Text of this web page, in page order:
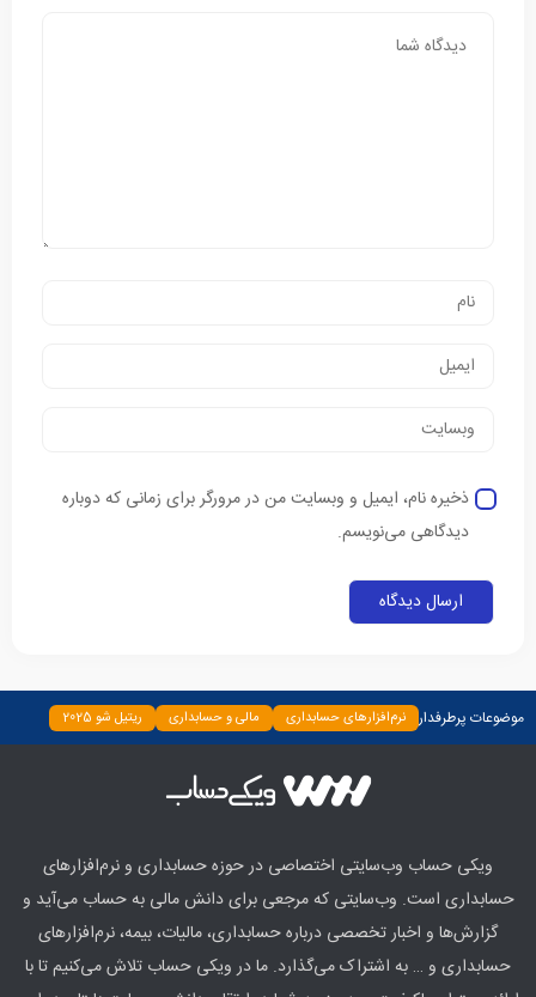
ذخیره نام، ایمیل و وبسایت من در مرورگر برای زمانی که دوباره
دیدگاهی می‌نویسم.
موضوعات پرطرفدار نرم‌افزارهای حسابداری مالی و حسابداری
ریتیل شو 2025
دسته‌بندی نشده
چپ چین بیمه و بانک اخبار ابزارها
ویکی حساب وب‌سایتی اختصاصی در حوزه حسابداری و نرم‌افزارهای
حسابداری است. وب‌سایتی که مرجعی برای دانش مالی به حساب می‌آید و
گزارش‌ها و اخبار تخصصی درباره حسابداری، مالیات، بیمه، نرم‌افزارهای
حسابداری و … به اشتراک می‌گذارد. ما در ویکی حساب تلاش می‌کنیم تا با